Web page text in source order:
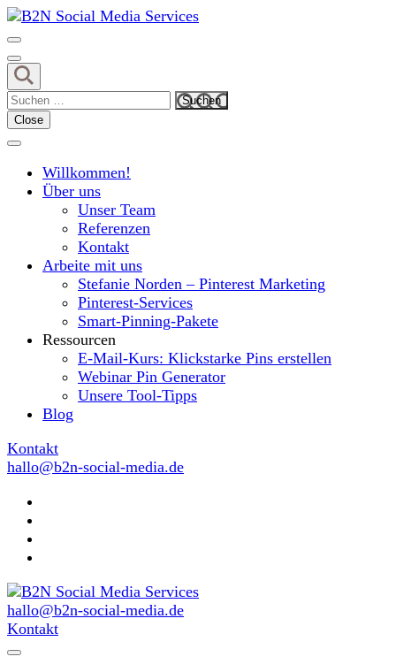
Skip
to
content
(Press
Enter)
B2N Social Media Services
Suchen
nach:
Close
Willkommen!
Über uns
Unser Team
Referenzen
Kontakt
Arbeite mit uns
Stefanie Norden – Pinterest Marketing
Pinterest-Services
Smart-Pinning-Pakete
Ressourcen
E-Mail-Kurs: Klickstarke Pins erstellen
Webinar Pin Generator
Unsere Tool-Tipps
Blog
Kontakt
hallo@b2n-social-media.de
B2N Social Media Services
MIt Pinterest und Blogging Kunden gewinnen
hallo@b2n-social-media.de
Kontakt